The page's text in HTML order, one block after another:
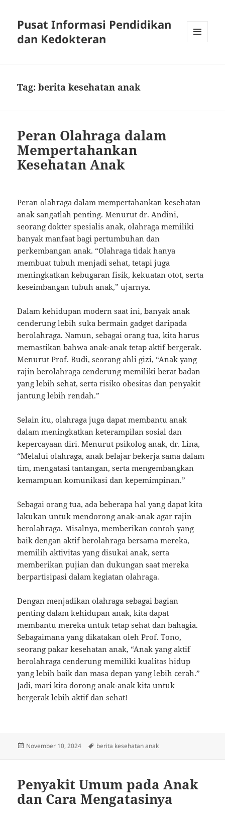
Pusat Informasi Pendidikan
dan Kedokteran
Tag:berita kesehatan anak
Peran Olahraga dalam
Mempertahankan
Kesehatan Anak
Peran olahraga dalam mempertahankan kesehatan
anak sangatlah penting. Menurut dr. Andini,
seorang dokter spesialis anak, olahraga memiliki
banyak manfaat bagi pertumbuhan dan
perkembangan anak. “Olahraga tidak hanya
membuat tubuh menjadi sehat, tetapi juga
meningkatkan kebugaran fisik, kekuatan otot, serta
keseimbangan tubuh anak,” ujarnya.
Dalam kehidupan modern saat ini, banyak anak
cenderung lebih suka bermain gadget daripada
berolahraga. Namun, sebagai orang tua, kita harus
memastikan bahwa anak-anak tetap aktif bergerak.
Menurut Prof. Budi, seorang ahli gizi, “Anak yang
rajin berolahraga cenderung memiliki berat badan
yang lebih sehat, serta risiko obesitas dan penyakit
jantung lebih rendah.”
Selain itu, olahraga juga dapat membantu anak
dalam meningkatkan keterampilan sosial dan
kepercayaan diri. Menurut psikolog anak, dr. Lina,
“Melalui olahraga, anak belajar bekerja sama dalam
tim, mengatasi tantangan, serta mengembangkan
kemampuan komunikasi dan kepemimpinan.”
Sebagai orang tua, ada beberapa hal yang dapat kita
lakukan untuk mendorong anak-anak agar rajin
berolahraga. Misalnya, memberikan contoh yang
baik dengan aktif berolahraga bersama mereka,
memilih aktivitas yang disukai anak, serta
memberikan pujian dan dukungan saat mereka
berpartisipasi dalam kegiatan olahraga.
Dengan menjadikan olahraga sebagai bagian
penting dalam kehidupan anak, kita dapat
membantu mereka untuk tetap sehat dan bahagia.
Sebagaimana yang dikatakan oleh Prof. Tono,
seorang pakar kesehatan anak, “Anak yang aktif
berolahraga cenderung memiliki kualitas hidup
yang lebih baik dan masa depan yang lebih cerah.”
Jadi, mari kita dorong anak-anak kita untuk
bergerak lebih aktif dan sehat!
Posted
November 10, 2024 Tags
berita kesehatan anak
Penyakit Umum pada Anak
dan Cara Mengatasinya